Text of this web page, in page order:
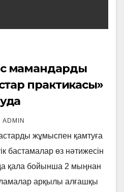
мамандардың
практикасы»
ADMIN
жұмыспен қамтуға
бастамалар өз нәтижесін
қала бойынша 2 мыңнан
арқылы алғашқы